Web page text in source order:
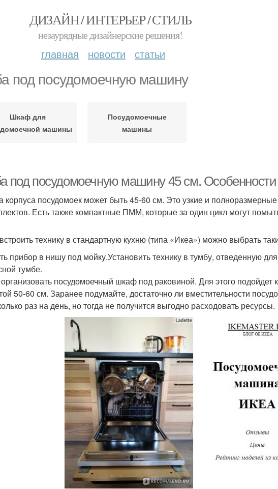
ДИЗАЙН / ИНТЕРЬЕР / СТИЛЬ
незаурядные дизайнерские решения!
главная новости статьи
под посудомоечную машину
Шкаф для
машины
Посудомоечные
машины
под посудомоечную машину 45 см.
корпуса посудомоек может быть 45-60 см. Это узкие и
Есть также компактные ПММ, которые за один цикл могут
технику в стандартную кухню (типа «Икеа») можно выбрать
прибор в нишу под мойку.Установить технику в тумбу, отведенную
тумбе.
посудомоечный шкаф под раковиной. Для этого
50-60 см. Заранее подумайте, достаточно ли вместительности
раз на день, но тогда не получится выгодно расходовать ресурсы.